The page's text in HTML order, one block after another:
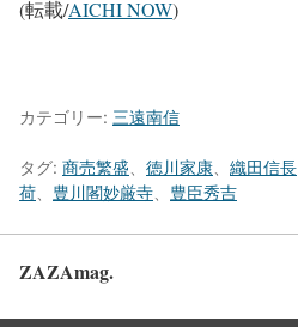
(転載/AICHI NOW)
カテゴリー: 三遠南信
タグ: 商売繁盛 徳川家康 織田信長
荷
豊川閣妙厳寺 豊臣秀吉
ZAZAmag.